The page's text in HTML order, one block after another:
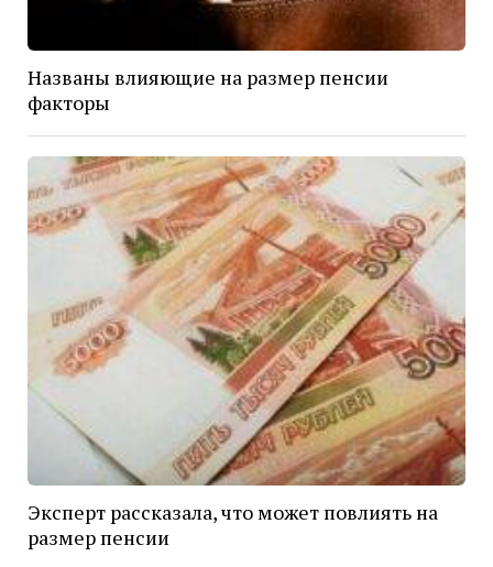
Названы влияющие на размер пенсии
факторы
Эксперт рассказала, что может повлиять на
размер пенсии